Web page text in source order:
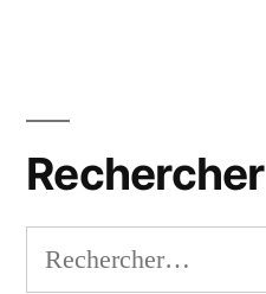
Rechercher
Rechercher :